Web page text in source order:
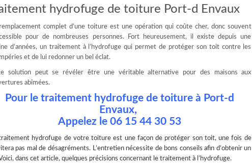
hydrofuge de toiture Port-d Envaux
complet d’une toiture est une opération qui coûte cher, donc souvent
pour de nombreuses personnes. Fort heureusement, il existe depuis une
d’années, un traitement à l’hydrofuge qui permet de protéger son toit contre les
et de lui redonner un bel éclat.
solution peut se révéler être une véritable alternative pour des maisons aux
abîmées.
Pour le traitement hydrofuge de toiture à Port-d
Envaux,
Appelez le 06 15 44 30 53
hydrofuge de votre toiture est une façon de protéger son toit, une fois de
pas mal de désagréments. L’entretien nécessite de bons conseils afin d’obtenir un
dans cet article, quelques précisions concernant le traitement à l’hydrofuge.